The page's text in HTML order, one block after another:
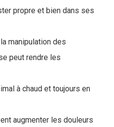
propre et bien dans ses
manipulation des
peut rendre les
à chaud et toujours en
augmenter les douleurs